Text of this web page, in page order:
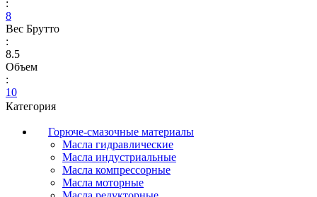
:
8
Вес Брутто
:
8.5
Объем
:
10
Категория
Горюче-смазочные материалы
Масла гидравлические
Масла индустриальные
Масла компрессорные
Масла моторные